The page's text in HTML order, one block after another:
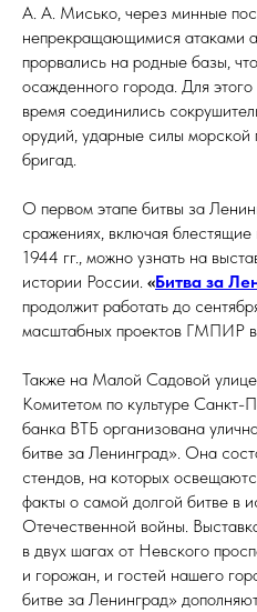
А. А. Мисько, через минные
непрекращающимися атаками
прорвались на родные базы,
осажденного города. Для
время соединились
орудий, ударные силы морской
бригад.
О первом этапе битвы за
сражениях, включая
1944 гг., можно узнать на
истории России. «Битва за
продолжит работать до
масштабных проектов ГМПИР
Также на Малой Садовой
Комитетом по культуре Санкт-
банка ВТБ организована
битве за Ленинград». Она
стендов, на которых
факты о самой долгой битве в
Отечественной войны.
в двух шагах от Невского
и горожан, и гостей нашего
битве за Ленинград»